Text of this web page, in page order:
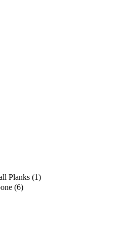
Planks (1)
(6)